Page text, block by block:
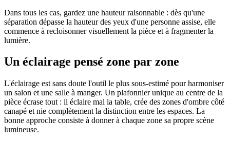
Dans tous les cas, gardez une hauteur raisonnable : dès qu'une
séparation dépasse la hauteur des yeux d'une personne assise, elle
commence à recloisonner visuellement la pièce et à fragmenter la
lumière.
Un éclairage pensé zone par zone
L'éclairage est sans doute l'outil le plus sous-estimé pour harmoniser
un salon et une salle à manger. Un plafonnier unique au centre de la
pièce écrase tout : il éclaire mal la table, crée des zones d'ombre côté
canapé et nie complètement la distinction entre les espaces. La
bonne approche consiste à donner à chaque zone sa propre scène
lumineuse.